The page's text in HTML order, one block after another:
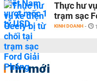
Thực hư
trạm sạc
KINH DOANH -
Tin mới